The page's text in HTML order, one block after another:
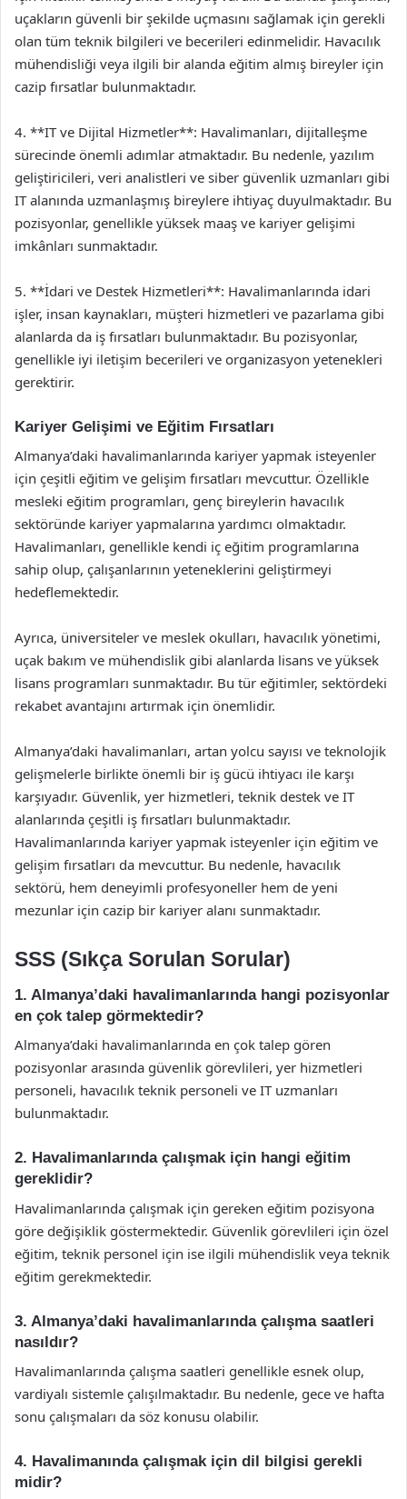
uçakların güvenli bir şekilde uçmasını sağlamak için gerekli
olan tüm teknik bilgileri ve becerileri edinmelidir. Havacılık
mühendisliği veya ilgili bir alanda eğitim almış bireyler için
cazip fırsatlar bulunmaktadır.
4. **IT ve Dijital Hizmetler**: Havalimanları, dijitalleşme
sürecinde önemli adımlar atmaktadır. Bu nedenle, yazılım
geliştiricileri, veri analistleri ve siber güvenlik uzmanları gibi
IT alanında uzmanlaşmış bireylere ihtiyaç duyulmaktadır. Bu
pozisyonlar, genellikle yüksek maaş ve kariyer gelişimi
imkânları sunmaktadır.
5. **İdari ve Destek Hizmetleri**: Havalimanlarında idari
işler, insan kaynakları, müşteri hizmetleri ve pazarlama gibi
alanlarda da iş fırsatları bulunmaktadır. Bu pozisyonlar,
genellikle iyi iletişim becerileri ve organizasyon yetenekleri
gerektirir.
Kariyer Gelişimi ve Eğitim Fırsatları
Almanya’daki havalimanlarında kariyer yapmak isteyenler
için çeşitli eğitim ve gelişim fırsatları mevcuttur. Özellikle
mesleki eğitim programları, genç bireylerin havacılık
sektöründe kariyer yapmalarına yardımcı olmaktadır.
Havalimanları, genellikle kendi iç eğitim programlarına
sahip olup, çalışanlarının yeteneklerini geliştirmeyi
hedeflemektedir.
Ayrıca, üniversiteler ve meslek okulları, havacılık yönetimi,
uçak bakım ve mühendislik gibi alanlarda lisans ve yüksek
lisans programları sunmaktadır. Bu tür eğitimler, sektördeki
rekabet avantajını artırmak için önemlidir.
Almanya’daki havalimanları, artan yolcu sayısı ve teknolojik
gelişmelerle birlikte önemli bir iş gücü ihtiyacı ile karşı
karşıyadır. Güvenlik, yer hizmetleri, teknik destek ve IT
alanlarında çeşitli iş fırsatları bulunmaktadır.
Havalimanlarında kariyer yapmak isteyenler için eğitim ve
gelişim fırsatları da mevcuttur. Bu nedenle, havacılık
sektörü, hem deneyimli profesyoneller hem de yeni
mezunlar için cazip bir kariyer alanı sunmaktadır.
SSS (Sıkça Sorulan Sorular)
1. Almanya’daki havalimanlarında hangi pozisyonlar
en çok talep görmektedir?
Almanya’daki havalimanlarında en çok talep gören
pozisyonlar arasında güvenlik görevlileri, yer hizmetleri
personeli, havacılık teknik personeli ve IT uzmanları
bulunmaktadır.
2. Havalimanlarında çalışmak için hangi eğitim
gereklidir?
Havalimanlarında çalışmak için gereken eğitim pozisyona
göre değişiklik göstermektedir. Güvenlik görevlileri için özel
eğitim, teknik personel için ise ilgili mühendislik veya teknik
eğitim gerekmektedir.
3. Almanya’daki havalimanlarında çalışma saatleri
nasıldır?
Havalimanlarında çalışma saatleri genellikle esnek olup,
vardiyalı sistemle çalışılmaktadır. Bu nedenle, gece ve hafta
sonu çalışmaları da söz konusu olabilir.
4. Havalimanında çalışmak için dil bilgisi gerekli
midir?